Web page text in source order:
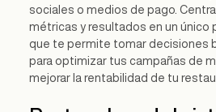
sociales o medios de pago.
métricas y resultados en un único
que te permite tomar decisiones
para optimizar tus campañas de
mejorar la rentabilidad de tu